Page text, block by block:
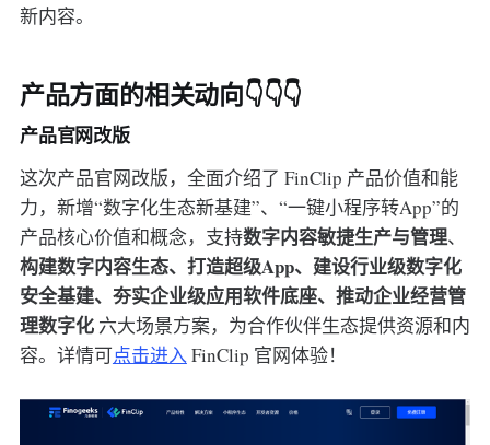
新内容。
产品方面的相关动向👇👇👇
产品官网改版
这次产品官网改版，全面介绍了 FinClip 产品价值和能
力，新增“数字化生态新基建”、“一键小程序转App”的
产品核心价值和概念，支持数字内容敏捷生产与管理、
构建数字内容生态、打造超级App、建设行业级数字化
安全基建、夯实企业级应用软件底座、推动企业经营管
理数字化 六大场景方案，为合作伙伴生态提供资源和内
容。详情可点击进入FinClip 官网体验！